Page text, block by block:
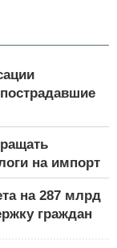
на импорт
на 287 млрд
граждан